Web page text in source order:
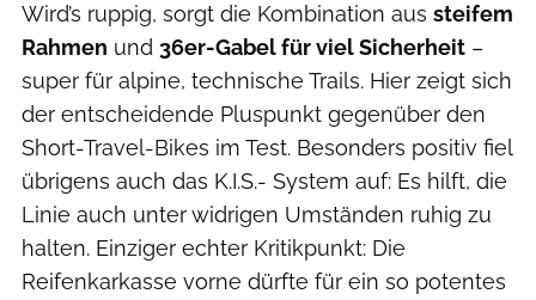
Wird’s ruppig, sorgt die Kombination aus steifem
Rahmen und 36er-Gabel für viel Sicherheit –
super für alpine, technische Trails. Hier zeigt sich
der entscheidende Pluspunkt gegenüber den
Short-Travel-Bikes im Test. Besonders positiv fiel
übrigens auch das K.I.S.- System auf: Es hilft, die
Linie auch unter widrigen Umständen ruhig zu
halten. Einziger echter Kritikpunkt: Die
Reifenkarkasse vorne dürfte für ein so potentes